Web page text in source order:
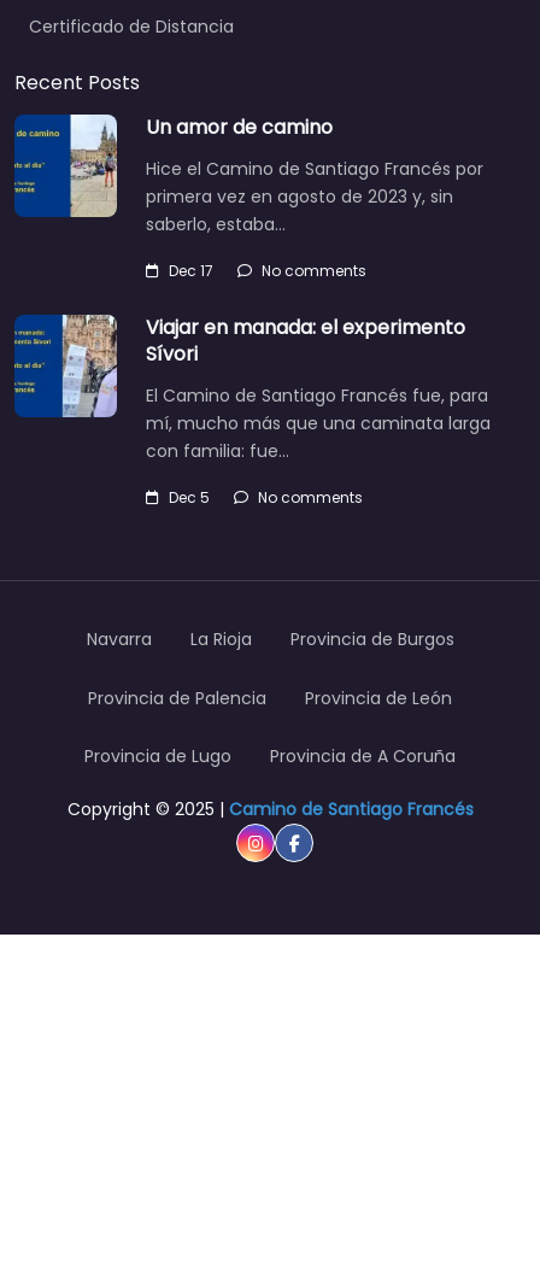
Certificado de Distancia
Recent Posts
Un amor de camino
Hice el Camino de Santiago Francés por
primera vez en agosto de 2023 y, sin
saberlo, estaba…
Dec 17 No comments
Viajar en manada: el experimento
Sívori
El Camino de Santiago Francés fue, para
mí, mucho más que una caminata larga
con familia: fue…
Dec 5 No comments
Navarra La Rioja Provincia de Burgos
Provincia de Palencia Provincia de León
Provincia de Lugo Provincia de A Coruña
Copyright © 2025 | Camino de Santiago Francés